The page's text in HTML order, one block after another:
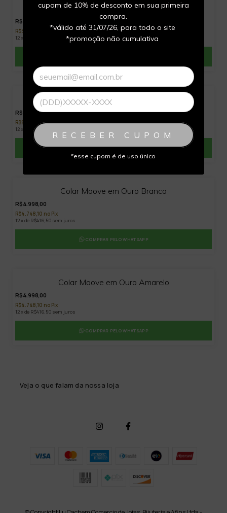
cupom de 10% de desconto em sua primeira
compra.
*válido até 31/07/26, para todo o site
*promoção não cumulativa
RECEBER CUPOM
*esse cupom é de uso único
%OFF
Pingente Yoga com amor em ouro amarelo
R$3.315,60
R$3.149,82 no Pix
12 x de R$276,30 sem juros
Pulseira Namastê
R$8.900,00
R$8.455,00 no Pix
12 x de R$741,67 sem juros
COMPRAR PELO WHATSAPP
Colar Moove em Ouro Branco
R$4.998,00
R$4.748,10 no Pix
12 x de R$416,50 sem juros
COMPRAR PELO WHATSAPP
Colar Moove em Ouro Amarelo
R$4.998,00
R$4.748,10 no Pix
12 x de R$416,50 sem juros
COMPRAR PELO WHATSAPP
Veja o que falam da nossa loja